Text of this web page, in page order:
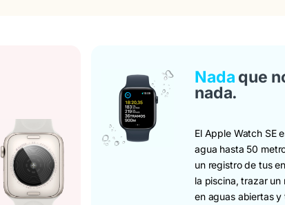
Nada que
nada.
El Apple Watch SE
agua hasta 50
un registro de tus
la piscina, trazar
en aguas abiertas